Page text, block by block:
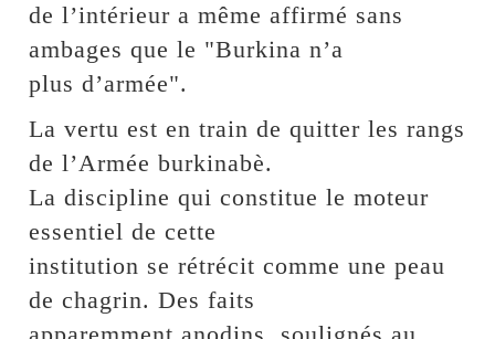
de l’intérieur a même affirmé sans
ambages que le "Burkina n’a
plus d’armée".
La vertu est en train de quitter les rangs
de l’Armée burkinabè.
La discipline qui constitue le moteur
essentiel de cette
institution se rétrécit comme une peau
de chagrin. Des faits